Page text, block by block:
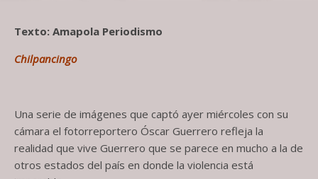
Texto: Amapola Periodismo
Chilpancingo
Una serie de imágenes que captó ayer miércoles con su
cámara el fotorreportero Óscar Guerrero refleja la
realidad que vive Guerrero que se parece en mucho a la de
otros estados del país en donde la violencia está